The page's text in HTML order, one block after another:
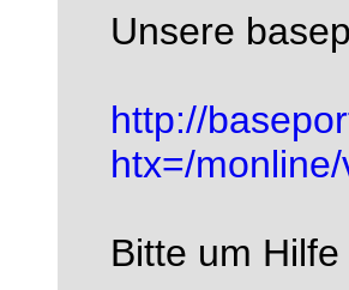
Unsere
http://
htx=/
Bitte um Hilfe